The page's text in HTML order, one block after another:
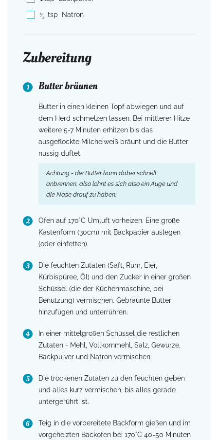
1⁄2 tsp Natron
Zubereitung
Butter bräunen
Butter in einen kleinen Topf abwiegen und auf
dem Herd schmelzen lassen. Bei mittlerer Hitze
weitere 5-7 Minuten erhitzen bis das
ausgeflockte Milcheiweiß bräunt und die Butter
nussig duftet.
Achtung - die Butter kann dabei schnell
anbrennen, also lohnt es sich also ein Auge und
die Nase drauf zu haben.
Ofen auf 170°C Umluft vorheizen. Eine große
Kastenform (30cm) mit Backpapier auslegen
(oder einfetten).
Die feuchten Zutaten (Saft, Rum, Eier,
Kürbispüree, Öl) und den Zucker in einer großen
Schüssel (die der Küchenmaschine, bei
Benutzung) vermischen. Gebräunte Butter
hinzufügen und unterrühren.
In einer mittelgroßen Schüssel die restlichen
Zutaten - Mehl, Vollkornmehl, Salz, Gewürze,
Backpulver und Natron vermischen.
Die trockenen Zutaten zu den feuchten geben
und alles kurz vermischen, bis alles gerade
untergerührt ist.
Teig in die vorbereitete Backform gießen und im
vorgeheizten Backofen bei 170°C 40-50 Minuten